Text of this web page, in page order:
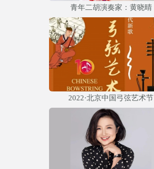
青年二胡演奏家：黄晓晴
2022·北京中国弓弦艺术节